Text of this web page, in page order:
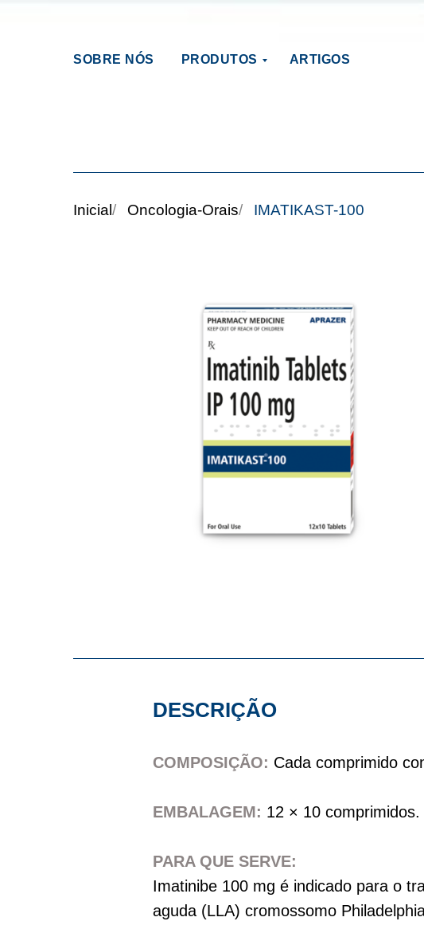
SOBRE NÓS PRODUTOS ARTIGOS
Inicial / Oncologia-Orais/ IMATIKAST-100
DESCRIÇÃO
COMPOSIÇÃO: Cada comprimido
EMBALAGEM: 12 × 10 comprimidos.
PARA QUE SERVE:
Imatinibe 100 mg é indicado para o
aguda (LLA) cromossomo